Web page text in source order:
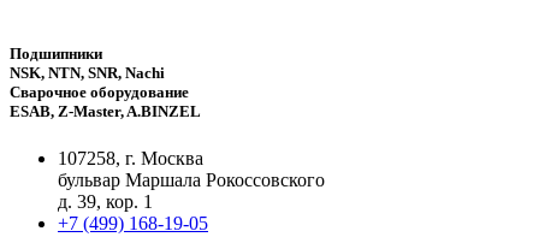
Подшипники
NSK, NTN, SNR, Nachi
Сварочное оборудование
ESAB, Z-Master, A.BINZEL
107258, г. Москва
бульвар Маршала Рокоссовского
д. 39, кор. 1
+7 (499) 168-19-05